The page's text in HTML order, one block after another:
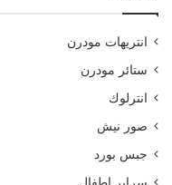
انتريهات مودرن
ستائر مودرن
انترلوك
صور نيش
جبس بورد